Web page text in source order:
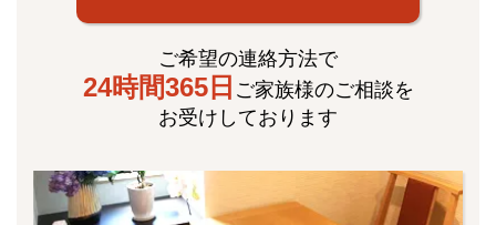
ご希望の連絡方法で
24時間365日 ご家族様のご相談を
お受けしております